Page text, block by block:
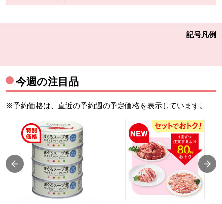
記号凡例
今週の注目品
※予約価格は、直近の予約週の予定価格を表示しています。